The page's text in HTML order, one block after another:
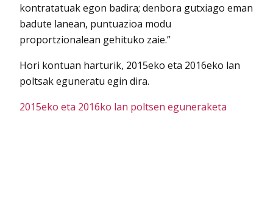
kontratatuak egon badira; denbora gutxiago eman
badute lanean, puntuazioa modu
proportzionalean gehituko zaie.”
Hori kontuan harturik, 2015eko eta 2016eko lan
poltsak eguneratu egin dira.
2015eko eta 2016ko lan poltsen eguneraketa